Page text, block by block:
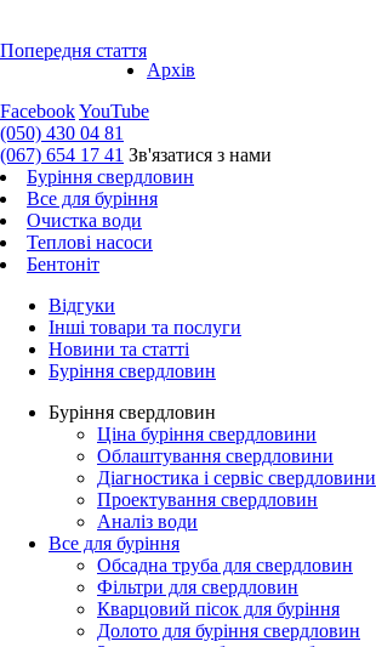
Попередня стаття
Архів
FacebookYouTube
(050) 430 04 81
(067) 654 17 41 Зв'язатися з нами
Буріння свердловин
Все для буріння
Очистка води
Теплові насоси
Бентоніт
Відгуки
Інші товари та послуги
Новини та статті
Буріння свердловин
Буріння свердловин
Ціна буріння свердловини
Облаштування свердловини
Діагностика і сервіс свердловини
Проектування свердловин
Аналіз води
Все для буріння
Обсадна труба для свердловин
Фільтри для свердловин
Кварцовий пісок для буріння
Долото для буріння свердловин